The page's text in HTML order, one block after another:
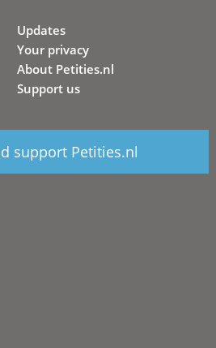
Updates
Your privacy
About Petities.nl
Support us
support Petities.nl